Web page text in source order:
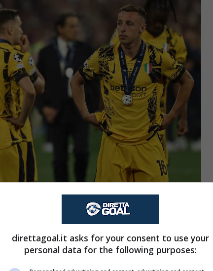
il tecnico (Direttagoal.it) – foto da Ansa
anche per rendere questasquadrapiù
tira aria di rivoluzione. Come non accadeva da
direttagoal.it asks for your consent to use your
personal data for the following purposes: